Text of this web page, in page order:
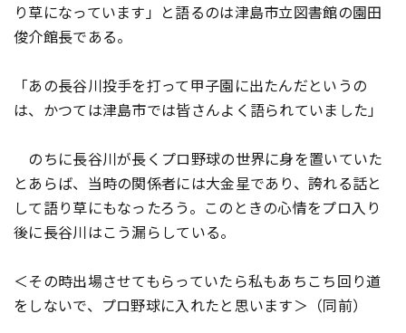
り草になっています」と語るのは津島市立図書館の園田
俊介館長である。
「あの長谷川投手を打って甲子園に出たんだというの
は、かつては津島市では皆さんよく語られていました」
のちに長谷川が長くプロ野球の世界に身を置いていた
とあらば、当時の関係者には大金星であり、誇れる話と
して語り草にもなったろう。このときの心情をプロ入り
後に長谷川はこう漏らしている。
＜その時出場させてもらっていたら私もあちこち回り道
をしないで、プロ野球に入れたと思います＞（同前）